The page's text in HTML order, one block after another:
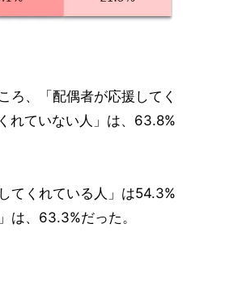
ろ、「配偶者が応援してく
れていない人」は、63.8%
てくれている人」は54.3%
は、63.3%だった。